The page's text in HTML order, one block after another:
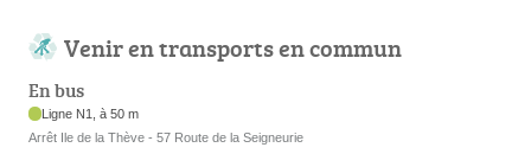
Venir en transports en commun
En bus
Ligne N1, à 50 m
Arrêt Ile de la Thève - 57 Route de la Seigneurie